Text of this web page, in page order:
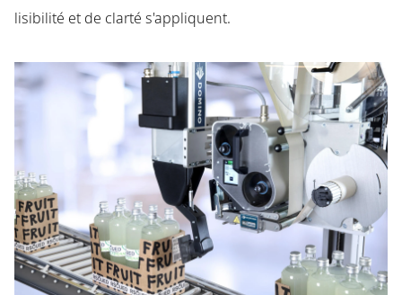
lisibilité et de clarté s'appliquent.